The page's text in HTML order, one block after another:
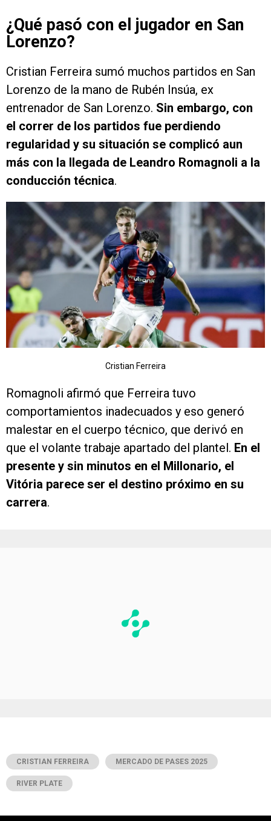
¿Qué pasó con el jugador en San
Lorenzo?
Cristian Ferreira sumó muchos partidos en San
Lorenzo de la mano de Rubén Insúa, ex
entrenador de San Lorenzo. Sin embargo, con
el correr de los partidos fue perdiendo
regularidad y su situación se complicó aun
más con la llegada de Leandro Romagnoli a la
conducción técnica.
Cristian Ferreira
Romagnoli afirmó que Ferreira tuvo
comportamientos inadecuados y eso generó
malestar en el cuerpo técnico, que derivó en
que el volante trabaje apartado del plantel. En el
presente y sin minutos en el Millonario, el
Vitória parece ser el destino próximo en su
carrera.
CRISTIAN FERREIRA MERCADO DE PASES 2025
RIVER PLATE